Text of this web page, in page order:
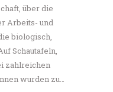
über die
Arbeits- und
biologisch,
Schautafeln,
zahlreichen
wurden zu…